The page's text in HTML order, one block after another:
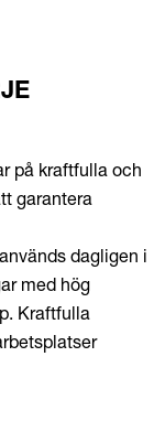
på kraftfulla och
garantera
dagligen i
med hög
Kraftfulla